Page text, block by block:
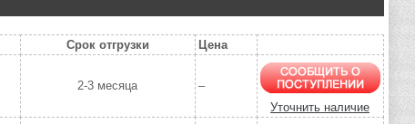
Срок отгрузки Цена
2-3 месяца
–
Уточнить наличие